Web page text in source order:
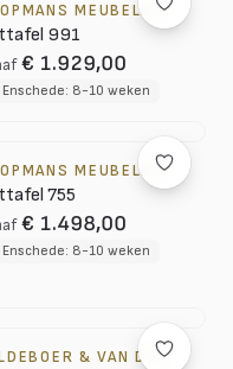
MEUBELEN
991
€ 1.929,00
Enschede: 8-10 weken
MEUBELEN
755
€ 1.498,00
Enschede: 8-10 weken
& VAN DER